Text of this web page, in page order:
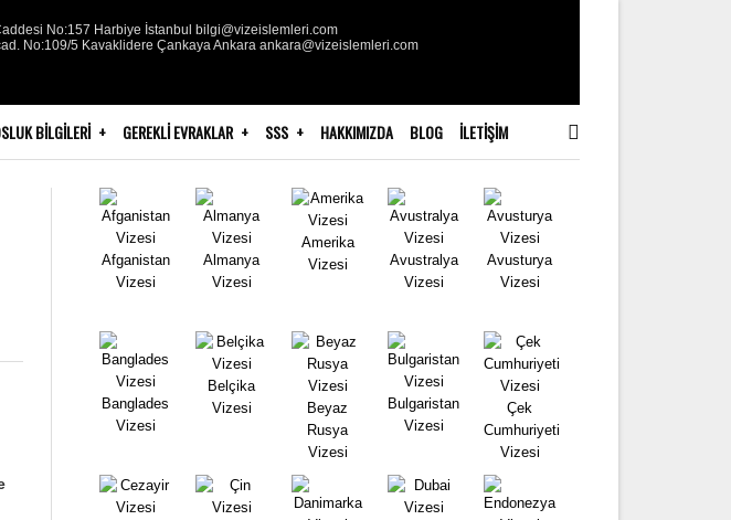
No:157 Harbiye İstanbul bilgi@vizeislemleri.com
No:109/5 Kavaklidere Çankaya Ankara ankara@vizeislemleri.com
BILGILERI GEREKLI EVRAKLAR SSS HAKKIMIZDA BLOG İLETIŞIM
Afganistan
Vizesi
Almanya
Vizesi
Amerika
Vizesi
Avustralya
Vizesi
Avusturya
Vizesi
Banglades
Vizesi
Belçika
Vizesi
Beyaz
Rusya
Vizesi
Bulgaristan
Vizesi
Çek
Cumhuriyeti
Vizesi